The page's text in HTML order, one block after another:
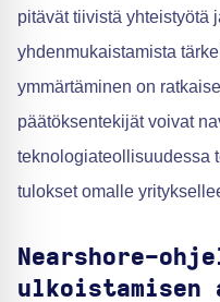
pitävät tiivistä yhteistyötä
yhdenmukaistamista
ymmärtäminen on
päätöksentekijät voivat
teknologiateollisuudessa
tulokset omalle
Nearshore-